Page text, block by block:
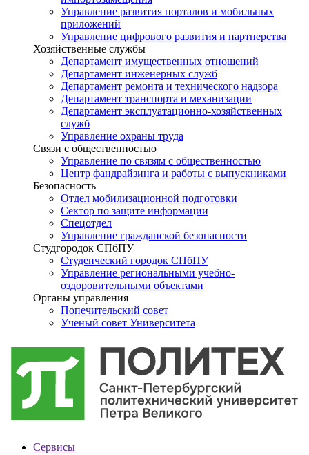
Управление развития порталов и мобильных
приложений
Управление цифрового развития и партнерства
Хозяйственные службы
Департамент имущественных отношений
Департамент инженерных служб
Департамент ремонта и технического надзора
Департамент транспорта и механизации
Департамент эксплуатационно-хозяйственных
служб
Управление охраны труда
Связи с общественностью
Управление по связям с общественностью
Центр фандрайзинга и работы с выпускниками
Безопасность
Отдел мобилизационной подготовки
Сектор по защите информации
Спецотдел
Управление гражданской безопасности
Студгородок СПбПУ
Студенческий городок СПбПУ
Управление региональными учебно-
оздоровительными объектами
Органы управления
Попечительский совет
Ученый совет Университета
Сервисы